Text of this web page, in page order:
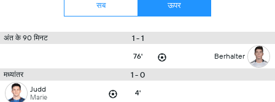
सब ऊपर
अंत के 90 मिनट 1 - 1
76' Berhalter
मध्यांतर 1 - 0
Judd
Marie 4'